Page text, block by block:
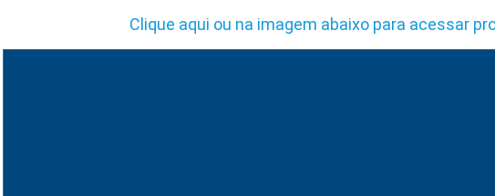
Clique aqui ou na imagem abaixo para acessar